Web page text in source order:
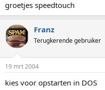
groetjes speedtouch
Franz
Terugkerende gebruiker
19 mrt 2004
kies voor opstarten in DOS